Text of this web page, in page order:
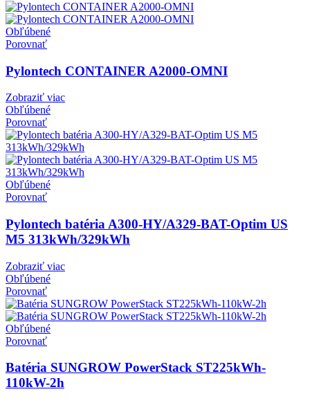
Obľúbené
Porovnať
Pylontech CONTAINER A2000-OMNI
Zobraziť viac
Obľúbené
Porovnať
Obľúbené
Porovnať
Pylontech batéria A300-HY/A329-BAT-Optim US
M5 313kWh/329kWh
Zobraziť viac
Obľúbené
Porovnať
Obľúbené
Porovnať
Batéria SUNGROW PowerStack ST225kWh-
110kW-2h